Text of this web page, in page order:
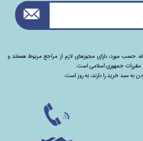
حسب مورد،‌ دارای مجوزهای لازم از مراجع مربوط هستند ‌و‌‌
مقررات جمهوری اسلامی است.
به سبد خرید را دارند،‌ به روز است.